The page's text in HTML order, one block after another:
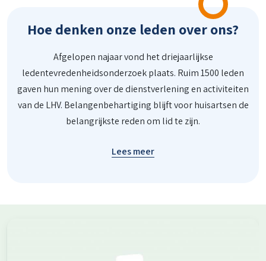
Hoe denken onze leden over ons?
Afgelopen najaar vond het driejaarlijkse
ledentevredenheidsonderzoek plaats. Ruim 1500 leden
gaven hun mening over de dienstverlening en activiteiten
van de LHV. Belangenbehartiging blijft voor huisartsen de
belangrijkste reden om lid te zijn.
Lees meer